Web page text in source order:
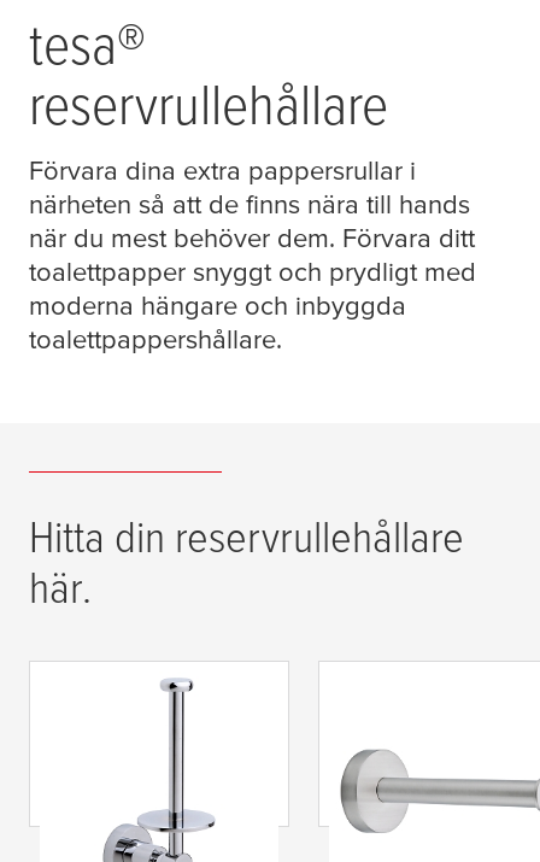
tesa®
reservrullehållare
Förvara dina extra pappersrullar i
närheten så att de finns nära till hands
när du mest behöver dem. Förvara ditt
toalettpapper snyggt och prydligt med
moderna hängare och inbyggda
toalettpappershållare.
Hitta din reservrullehållare
här.
reservrullehållare för
extra toalettpapper
inklusive lim